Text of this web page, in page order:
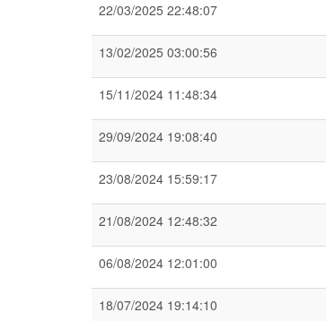
22/03/2025 22:48:07
13/02/2025 03:00:56
15/11/2024 11:48:34
29/09/2024 19:08:40
23/08/2024 15:59:17
21/08/2024 12:48:32
06/08/2024 12:01:00
18/07/2024 19:14:10